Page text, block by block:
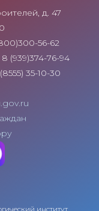
д. 47
56-62
(939)374-76-94
35-10-30
институт